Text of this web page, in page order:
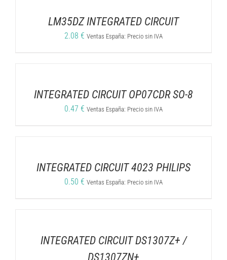
LM35DZ INTEGRATED CIRCUIT
2.08 € Ventas España: Precio sin IVA
INTEGRATED CIRCUIT OP07CDR SO-8
0.47 € Ventas España: Precio sin IVA
INTEGRATED CIRCUIT 4023 PHILIPS
0.50 € Ventas España: Precio sin IVA
INTEGRATED CIRCUIT DS1307Z+ /
DS1307ZN+